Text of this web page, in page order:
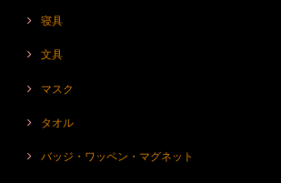
寝具
文具
マスク
タオル
バッジ・ワッペン・マグネット